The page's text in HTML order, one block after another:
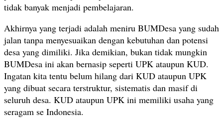
tidak banyak menjadi pembelajaran.
Akhirnya yang terjadi adalah meniru BUMDesa yang sudah
jalan tanpa menyesuaikan dengan kebutuhan dan potensi
desa yang dimiliki. Jika demikian, bukan tidak mungkin
BUMDesa ini akan bernasip seperti UPK ataupun KUD.
Ingatan kita tentu belum hilang dari KUD ataupun UPK
yang dibuat secara terstruktur, sistematis dan masif di
seluruh desa. KUD ataupun UPK ini memiliki usaha yang
seragam se Indonesia.